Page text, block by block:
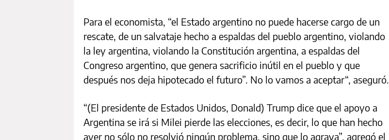
Para el economista, “el Estado argentino no puede hacerse cargo de un
rescate, de un salvataje hecho a espaldas del pueblo argentino, violando
la ley argentina, violando la Constitución argentina, a espaldas del
Congreso argentino, que genera sacrificio inútil en el pueblo y que
después nos deja hipotecado el futuro”. No lo vamos a aceptar“, aseguró.
“(El presidente de Estados Unidos, Donald) Trump dice que el apoyo a
Argentina se irá si Milei pierde las elecciones, es decir, lo que han hecho
ayer no sólo no resolvió ningún problema, sino que lo agrava”, agregó el